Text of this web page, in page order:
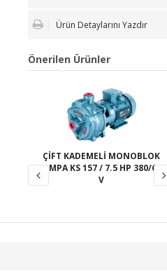
Ürün Detaylarını Yazdır
Önerilen Ürünler
ÇİFT KADEMELİ MONOBLOK
POMPA KS 157 / 7.5 HP 380/660
V